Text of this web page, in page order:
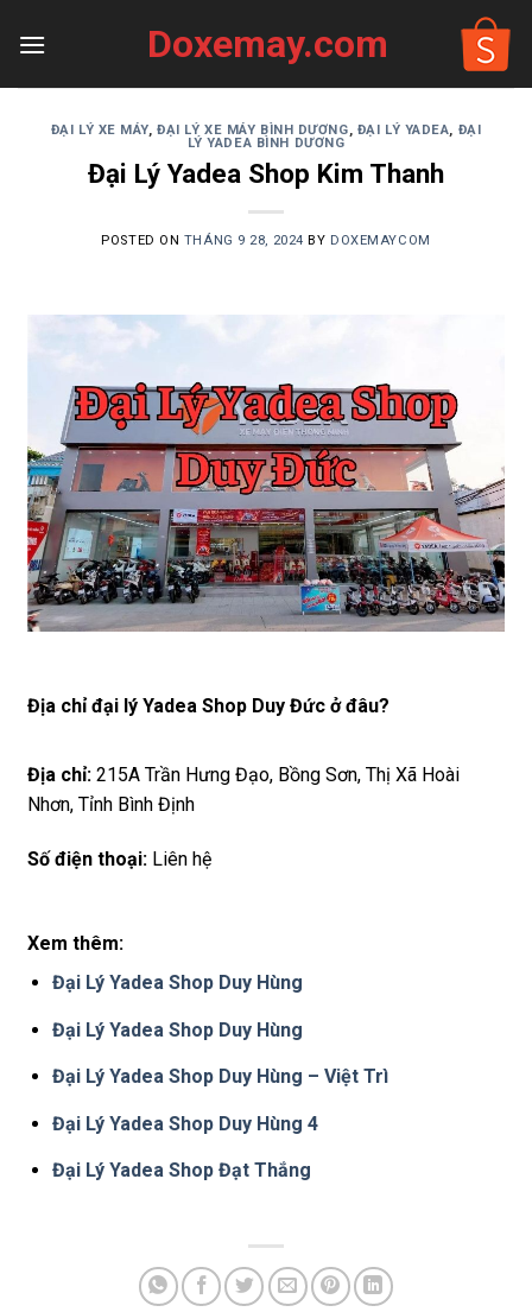
Doxemay.com
ĐẠI LÝ XE MÁY,ĐẠI LÝ XE MÁY BÌNH DƯƠNG, ĐẠI LÝ YADEA, ĐẠI
LÝ YADEA BÌNH DƯƠNG
Đại Lý Yadea Shop Kim Thanh
POSTED ON THÁNG 9 28, 2024 BY DOXEMAYCOM
Địa chỉ đại lý Yadea Shop Duy Đức ở đâu?
Địa chỉ: 215A Trần Hưng Đạo, Bồng Sơn, Thị Xã Hoài
Nhơn, Tỉnh Bình Định
Số điện thoại: Liên hệ
Xem thêm:
Đại Lý Yadea Shop Duy Hùng
Đại Lý Yadea Shop Duy Hùng
Đại Lý Yadea Shop Duy Hùng – Việt Trì
Đại Lý Yadea Shop Duy Hùng 4
Đại Lý Yadea Shop Đạt Thắng